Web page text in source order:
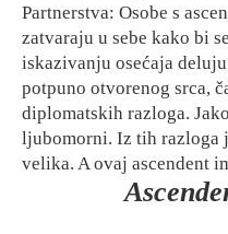
Partnerstva: Osobe s
zatvaraju u sebe kako bi
iskazivanju osećaja
potpuno otvorenog srca,
diplomatskih razloga.
ljubomorni. Iz tih razloga
velika. A ovaj ascendent